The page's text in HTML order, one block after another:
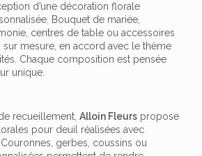
d’une décoration florale
Bouquet de mariée,
centres de table ou accessoires
sur mesure, en accord avec le thème
Chaque composition est pensée
unique.
recueillement, Alloin Fleurs propose
pour deuil réalisées avec
gerbes, coussins ou